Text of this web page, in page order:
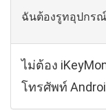
ฉันต้องรูทอุปกร
ไม่ต้อง
โทรศัพท์